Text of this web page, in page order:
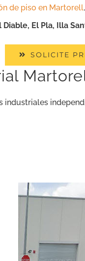
de piso en Martorell,
El Pla, Illa
SOLICITE
industriales